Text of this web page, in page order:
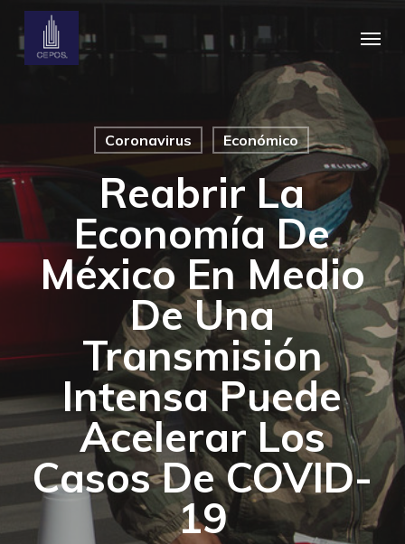
Skip
main
Menu
Coronavirus Económico
Reabrir La
Economía De
México En Medio
De Una
Transmisión
Intensa Puede
Acelerar Los
Casos De COVID-
19